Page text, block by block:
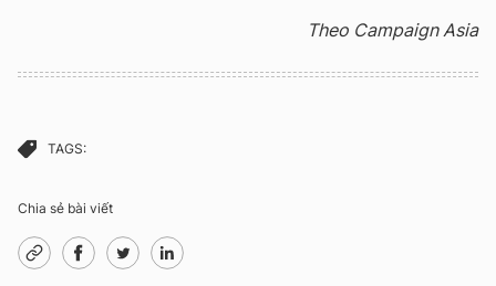
Theo Campaign Asia
TAGS:
Chia sẻ bài viết